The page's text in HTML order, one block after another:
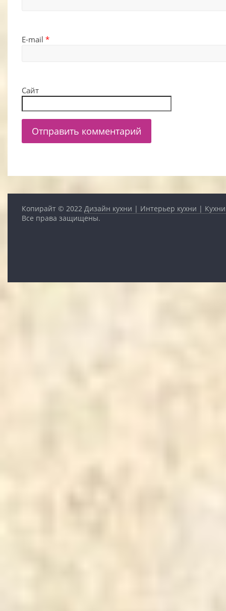
E-mail*
Сайт
Копирайт © 2022Дизайн кухни | Интерьер кухни |
Все права защищены.